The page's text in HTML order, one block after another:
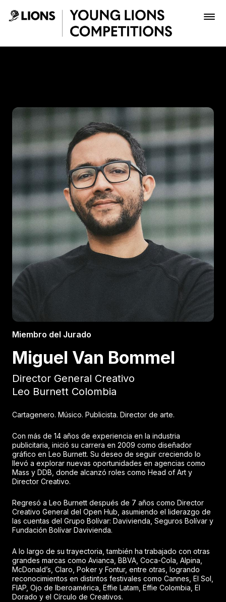
Saltar al contenido principal
Inscribir
Boletería
Miembro del Jurado
Miguel Van Bommel
Director General Creativo
Leo Burnett Colombia
Cartagenero. Músico. Publicista. Director de arte.
Con más de 14 años de experiencia en la industria
publicitaria, inició su carrera en 2009 como diseñador
gráfico en Leo Burnett. Su deseo de seguir creciendo lo
llevó a explorar nuevas oportunidades en agencias como
Mass y DDB, donde alcanzó roles como Head of Art y
Director Creativo.
Regresó a Leo Burnett después de 7 años como Director
Creativo General del Open Hub, asumiendo el liderazgo de
las cuentas del Grupo Bolívar: Davivienda, Seguros Bolívar y
Fundación Bolívar Davivienda.
A lo largo de su trayectoria, también ha trabajado con otras
grandes marcas como Avianca, BBVA, Coca-Cola, Alpina,
McDonald’s, Claro, Poker y Fontur, entre otras, logrando
reconocimientos en distintos festivales como Cannes, El Sol,
FIAP, Ojo de Iberoamérica, Effie Latam, Effie Colombia, El
Dorado y el Círculo de Creativos.